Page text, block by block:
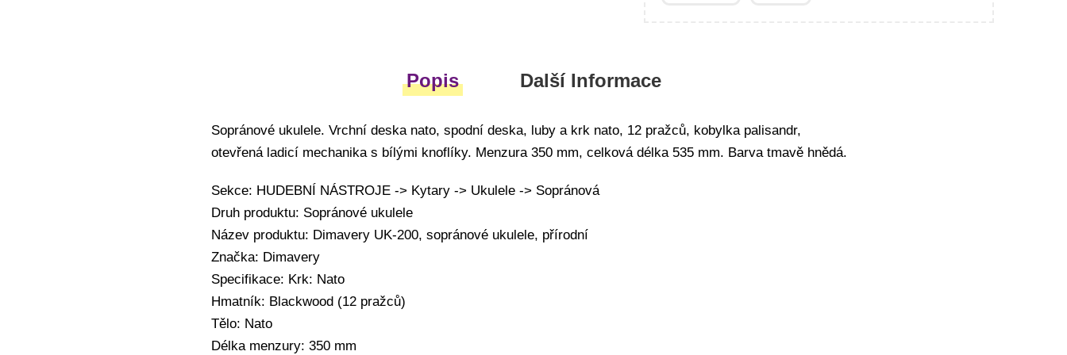
Popis Další Informace
Sopránové ukulele. Vrchní deska nato, spodní deska, luby a krk nato, 12 pražců, kobylka palisandr,
otevřená ladicí mechanika s bílými knoflíky. Menzura 350 mm, celková délka 535 mm. Barva tmavě hnědá.
Sekce: HUDEBNÍ NÁSTROJE -> Kytary -> Ukulele -> Sopránová
Druh produktu: Sopránové ukulele
Název produktu: Dimavery UK-200, sopránové ukulele, přírodní
Značka: Dimavery
Specifikace: Krk: Nato
Hmatník: Blackwood (12 pražců)
Tělo: Nato
Délka menzury: 350 mm